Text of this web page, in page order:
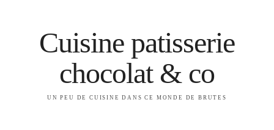
Cuisine patisserie
chocolat & co
UN PEU DE CUISINE DANS CE MONDE DE BRUTES